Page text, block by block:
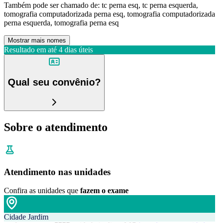
Também pode ser chamado de: tc perna esq, tc perna esquerda,
tomografia computadorizada perna esq, tomografia computadorizada
perna esquerda, tomografia perna esq
Mostrar mais nomes
Resultado em até 4 dias úteis
Qual seu convênio?
Sobre o atendimento
Atendimento nas unidades
Confira as unidades que fazem o exame
Cidade Jardim